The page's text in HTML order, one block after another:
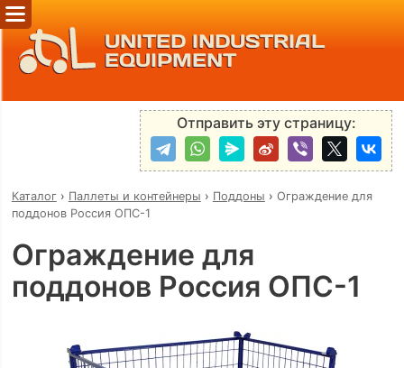
UNITED INDUSTRIAL
EQUIPMENT
Отправить эту страницу:
Каталог› Паллеты и контейнеры › Поддоны › Ограждение для
поддонов Россия ОПС-1
Ограждение для
поддонов Россия ОПС-1